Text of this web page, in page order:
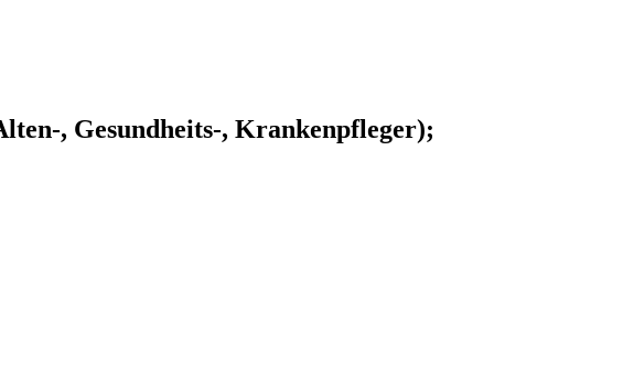
, Gesundheits-, Krankenpfleger);